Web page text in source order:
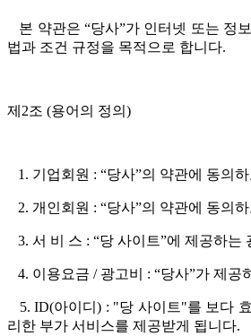
본 약관은 “당사”가 인터넷 또는 정
법과 조건 규정을 목적으로 합니다.
제2조 (용어의 정의)
1. 기업회원 : “당사”의 약관에 동의
2. 개인회원 : “당사”의 약관에 동의
3. 서 비 스 : “당 사이트”에 제공하
4. 이용요금 / 광고비 : “당사”가 제공
5. ID(아이디) : "당 사이트"를 보다
리한 부가 서비스를 제공받게 됩니다.